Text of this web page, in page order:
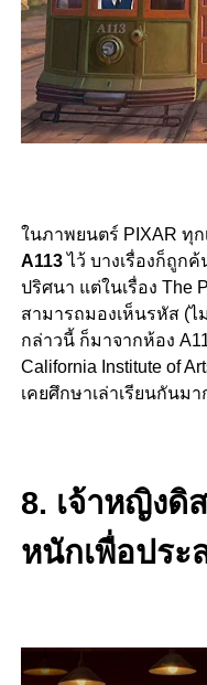
ในภาพยนตร์ PIXAR ทุ
A113ไว้ บางเรื่องก็ถูกค้
ปริศนา แต่ในเรื่อง The
สามารถมองเห็นรหัส (ไ
กล่าวนี้ ก็มาจากห้อง
California Institute of
เคยศึกษาเล่าเรียนกันม
8. เจ้าหญิงดิ
หนักเพื่อประ